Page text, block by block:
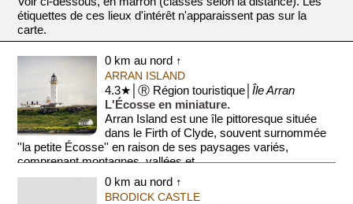
étiquettes de ces lieux d'intérêt n'apparaissent pas sur la
carte.
0 km au nord ↑
ARRAN ISLAND
4.3★│Ⓡ Région touristique│Île Arran
L'Écosse en miniature.
Arran Island est une île pittoresque située
dans le Firth of Clyde, souvent surnommée
''la petite Écosse'' en raison de ses paysages variés,
comprenant montagnes, vallées et ...
0 km au nord ↑
BRODICK CASTLE